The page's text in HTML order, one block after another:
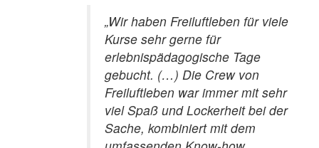
„Wir haben Freiluftleben für viele
Kurse sehr gerne für
erlebnispädagogische Tage
gebucht. (…) Die Crew von
Freiluftleben war immer mit sehr
viel Spaß und Lockerheit bei der
Sache, kombiniert mit dem